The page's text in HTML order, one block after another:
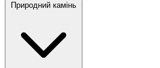
Природний камінь